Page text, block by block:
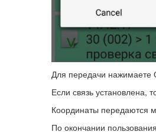
Для передачи нажимаете
Если связь установлена,
Координаты передаются
По окончании